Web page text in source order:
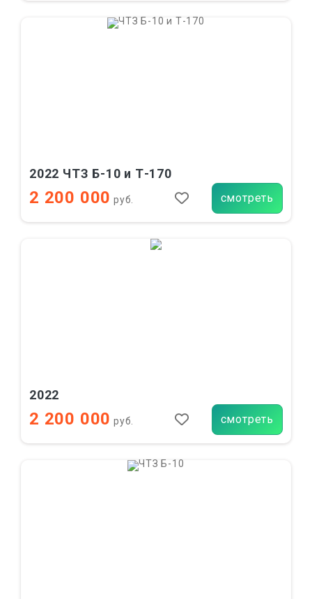
2022 ЧТЗ Б-10 и Т-170
2 200 000 руб. смотреть
2022
2 200 000 руб. смотреть